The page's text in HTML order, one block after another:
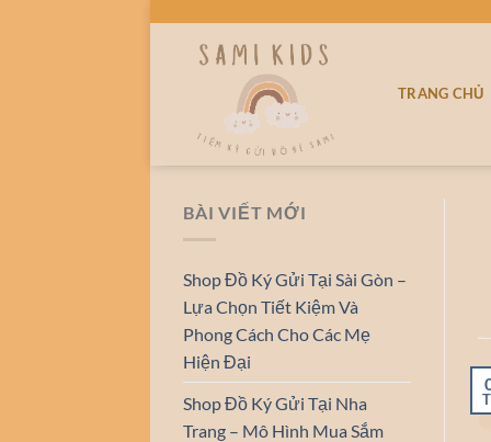
TRANG CHỦ
BÀI VIẾT MỚI
Shop Đồ Ký Gửi Tại Sài Gòn –
Lựa Chọn Tiết Kiệm Và
Phong Cách Cho Các Mẹ
Hiện Đại
Shop Đồ Ký Gửi Tại Nha
Trang – Mô Hình Mua Sắm